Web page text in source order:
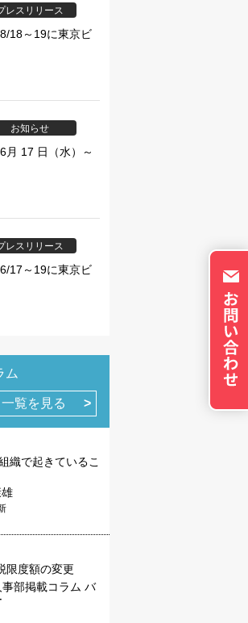
レスリリース
18～19に東京ビ
お知らせ
月 17 日（水）～
レスリリース
17～19に東京ビ
ム
一覧を見る
織で起きているこ
限度額の変更
部掲載コラム バ